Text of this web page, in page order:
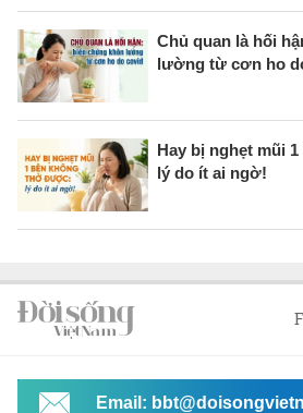
Chủ quan là hối
lường từ cơn ho
Hay bị nghẹt mũi
lý do ít ai ngờ!
Email: